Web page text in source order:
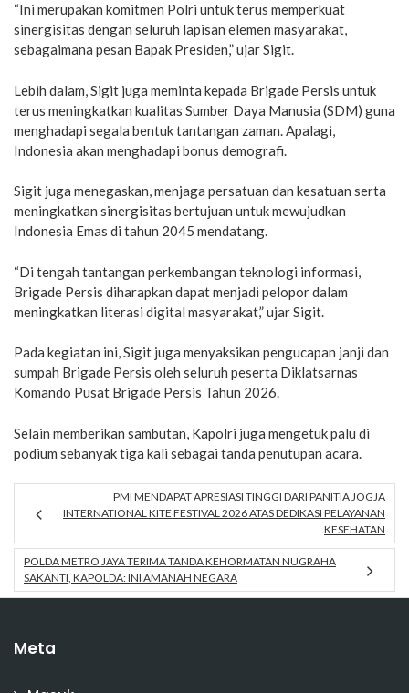
“Ini merupakan komitmen Polri untuk terus memperkuat
sinergisitas dengan seluruh lapisan elemen masyarakat,
sebagaimana pesan Bapak Presiden,” ujar Sigit.
Lebih dalam, Sigit juga meminta kepada Brigade Persis untuk
terus meningkatkan kualitas Sumber Daya Manusia (SDM) guna
menghadapi segala bentuk tantangan zaman. Apalagi,
Indonesia akan menghadapi bonus demografi.
Sigit juga menegaskan, menjaga persatuan dan kesatuan serta
meningkatkan sinergisitas bertujuan untuk mewujudkan
Indonesia Emas di tahun 2045 mendatang.
“Di tengah tantangan perkembangan teknologi informasi,
Brigade Persis diharapkan dapat menjadi pelopor dalam
meningkatkan literasi digital masyarakat,” ujar Sigit.
Pada kegiatan ini, Sigit juga menyaksikan pengucapan janji dan
sumpah Brigade Persis oleh seluruh peserta Diklatsarnas
Komando Pusat Brigade Persis Tahun 2026.
Selain memberikan sambutan, Kapolri juga mengetuk palu di
podium sebanyak tiga kali sebagai tanda penutupan acara.
PMI MENDAPAT APRESIASI TINGGI DARI PANITIA JOGJA
INTERNATIONAL KITE FESTIVAL 2026 ATAS DEDIKASI PELAYANAN
KESEHATAN
POLDA METRO JAYA TERIMA TANDA KEHORMATAN NUGRAHA
SAKANTI, KAPOLDA: INI AMANAH NEGARA
Meta